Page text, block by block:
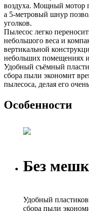
воздуха. Мощный мотор
а 5-метровый шнур
уголков.
Пылесос легко
небольшого веса и
вертикальной
небольших помещениях
Удобный съёмный
сбора пыли экономит
пылесоса, делая его
Особенности
Без
Удобный
сбора пыли